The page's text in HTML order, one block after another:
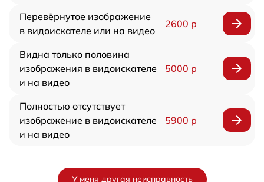
Перевёрнутое изображение
в видоискателе или на видео
2600 р
Видна только половина
изображения в видоискателе
и на видео
5000 р
Полностью отсутствует
изображение в видоискателе
и на видео
5900 р
У меня другая неисправность